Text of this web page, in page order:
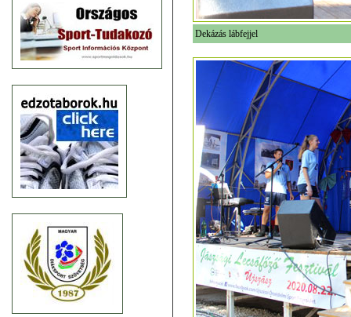
Dekázás lábfejjel